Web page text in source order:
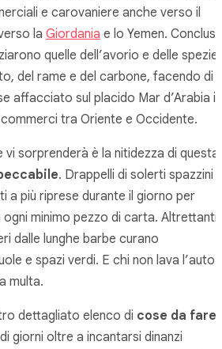
e carovaniere anche verso il
la Giordania e lo Yemen. Conclusa
quelle dell’avorio e delle spezie,
del rame e del carbone, facendo di
affacciato sul placido Mar d’Arabia il
tra Oriente e Occidente.
sorprenderà è la nitidezza di questa
. Drappelli di solerti spazzini
a più riprese durante il giorno per
minimo pezzo di carta. Altrettanti
dalle lunghe barbe curano
e spazi verdi. E chi non lava l’auto
multa.
dettagliato elenco di cose da fare
giorni oltre a incantarsi dinanzi